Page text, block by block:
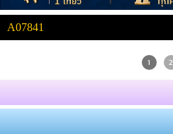
A07841
1 2